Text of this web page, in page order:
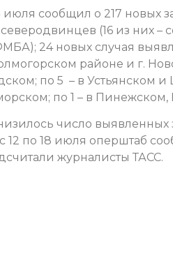
сообщил о 217 новых
(16 из них
24 новых случая
районе и г.
по 5 – в Устьянском
по 1 – в
число выявленных
12 по 18 июля оперштаб
журналисты ТАСС.